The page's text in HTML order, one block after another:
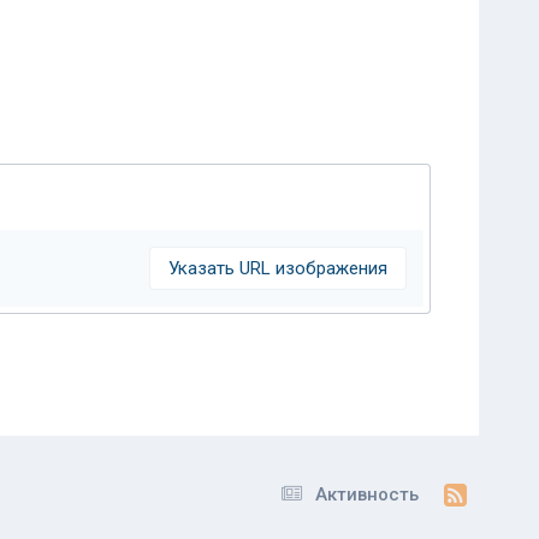
Указать URL изображения
Активность